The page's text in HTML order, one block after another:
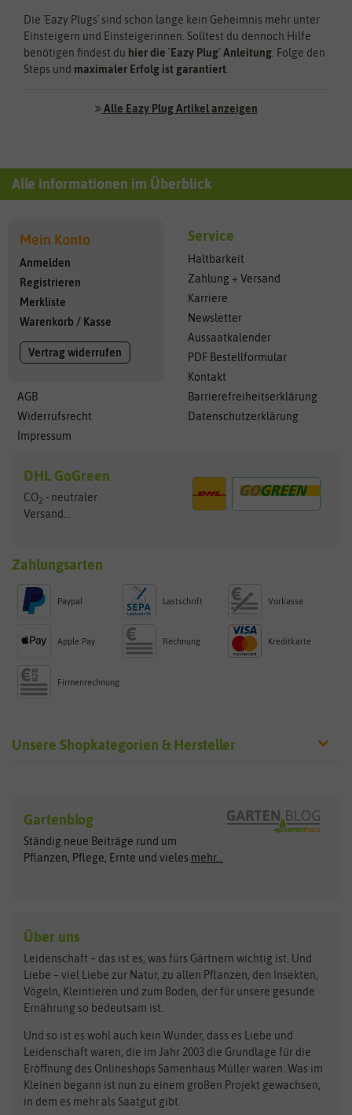
Die `Eazy Plugs´ sind schon lange kein Geheimnis mehr unter
Einsteigern und Einsteigerinnen. Solltest du dennoch Hilfe
benötigen findest du hier die `Eazy Plug´ Anleitung . Folge den
Steps und maximaler Erfolg ist garantiert
Alle Eazy Plug Artikel anzeigen
Alle Informationen im Überblick
Mein Konto
Anmelden
Registrieren
Merkliste
Warenkorb / Kasse
Vertrag widerrufen
AGB
Widerrufsrecht
Impressum
Service
Haltbarkeit
Zahlung + Versand
Karriere
Newsletter
Aussaatkalender
PDF Bestellformular
Kontakt
Barrierefreiheitserklärung
Datenschutzerklärung
DHL GoGreen
CO2 - neutraler
Versand...
Zahlungsarten
Paypal Lastschrift Vorkasse
Apple Pay Rechnung Kreditkarte
Firmenrechnung
Unsere Shopkategorien & Hersteller
Exotische Samen
Gemüsesamen
Gründünger
Kräutersamen
Obstsamen
Pilzbrut
Rasensamen
Steckzwiebeln
Zimmer & Kübelpflanzen
Kataloge
Schnäppchen
Anzucht & Gartenzubehör
Arche Noah
ASB Greenworld
Benary
Bingenheimer Saatgut
Bionana
BIOWOL
Blumicorn
Bûten Birds
Clever Pots
COMPO
Dürr-Samen
Feldsaaten Freudenberger
Fertil
Flora Elite
Gartenblog
Ständig neue Beiträge rund um
Pflanzen, Pflege, Ernte und vieles mehr...
Über uns
Leidenschaft – das ist es, was fürs Gärtnern wichtig ist. Und
Liebe – viel Liebe zur Natur, zu allen Pflanzen, den Insekten,
Vögeln, Kleintieren und zum Boden, der für unsere gesunde
Ernährung so bedeutsam ist.
Und so ist es wohl auch kein Wunder, dass es Liebe und
Leidenschaft waren, die im Jahr 2003 die Grundlage für die
Eröffnung des Onlineshops Samenhaus Müller waren. Was im
Kleinen begann ist nun zu einem großen Projekt gewachsen,
in dem es mehr als Saatgut gibt.